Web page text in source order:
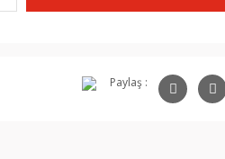
Paylaş :